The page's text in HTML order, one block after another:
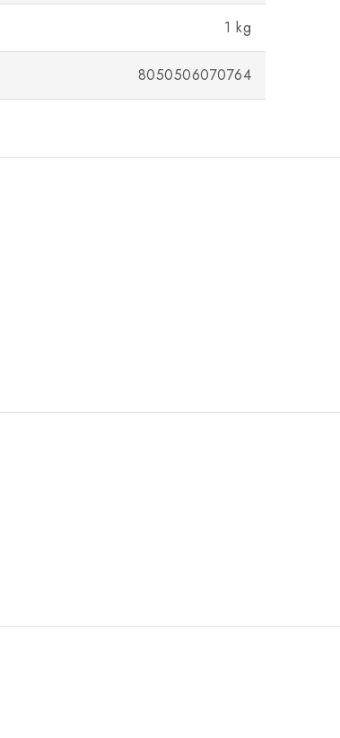
1 kg
8050506070764